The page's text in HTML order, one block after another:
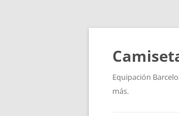
Equipación
más.